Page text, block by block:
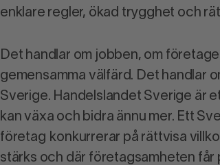
enklare regler, ökad trygghet och
Det handlar om jobben, om
gemensamma välfärd. Det handlar
Sverige. Handelslandet Sverige är
kan växa och bidra ännu mer. Ett
företag konkurrerar på rättvisa
stärks och där företagsamheten får